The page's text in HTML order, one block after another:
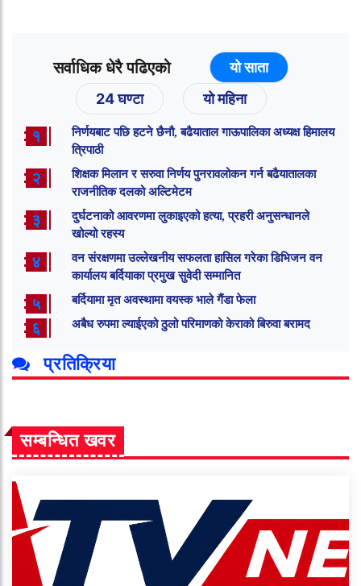
सर्वाधिक धेरै पढिएको
यो साता
24 घण्टा
यो महिना
१
निर्णयबाट पछि हटने छैनौ, बढैयाताल गाऊपालिका अध्यक्ष हिमालय
त्रिपाठी
२
शिक्षक मिलान र सरुवा निर्णय पुनरावलोकन गर्न बढैयातालका
राजनीतिक दलको अल्टिमेटम
३
दुर्घटनाको आवरणमा लुकाइएको हत्या, प्रहरी अनुसन्धानले
खोल्यो रहस्य
४
वन संरक्षणमा उल्लेखनीय सफलता हासिल गरेका डिभिजन वन
कार्यालय बर्दियाका प्रमुख सुवेदी सम्मानित
५ बर्दियामा मृत अवस्थामा वयस्क भाले गैंडा फेला
६ अबैध रुपमा ल्याईएको ठुलो परिमाणको केराको बिरुवा बरामद
प्रतिक्रिया
सम्बन्धित खवर